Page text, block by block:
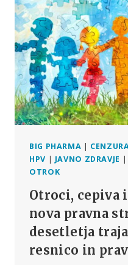
RAZKRIJE
O
SHEMI
PAYOLA
VELIKE
BIG PHARMA |
HPV | JAVNO ZDRAVJE |
OTROK
Otroci, cepiva
nova pravna
desetletja
resnico in